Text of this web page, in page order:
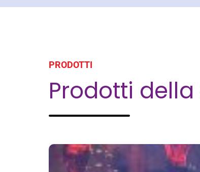
PRODOTTI
Prodotti della